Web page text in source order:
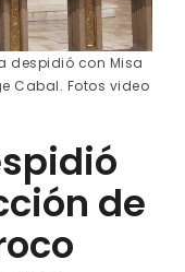
despidió con Misa
Cabal. Fotos video
de